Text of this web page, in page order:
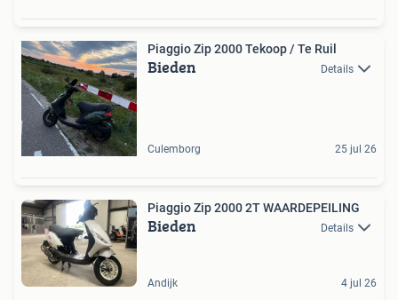
Piaggio Zip 2000 Tekoop / Te Ruil
Bieden Details
Culemborg 25 jul 26
Piaggio Zip 2000 2T WAARDEPEILING
Bieden Details
Andijk 4 jul 26